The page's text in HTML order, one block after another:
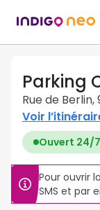
Parking
Rue de
Voir
Ouvert 24/7
Pour ouvrir
SMS et par